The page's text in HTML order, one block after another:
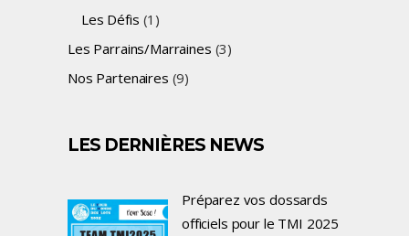
Les Défis (1)
Les Parrains/Marraines (3)
Nos Partenaires (9)
LES DERNIÈRES NEWS
Préparez vos dossards
officiels pour le TMI 2025